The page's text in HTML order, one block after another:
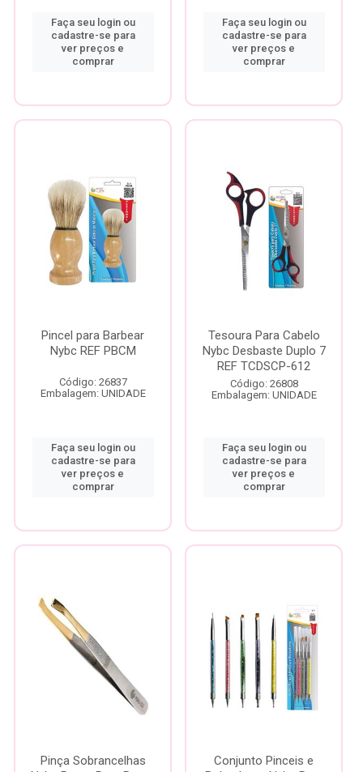
Faça seu login ou
cadastre-se para
ver preços e
comprar
Faça seu login ou
cadastre-se para
ver preços e
comprar
Pincel para Barbear
Nybc REF PBCM
Código: 26837
Embalagem: UNIDADE
Faça seu login ou
cadastre-se para
ver preços e
comprar
Tesoura Para Cabelo
Nybc Desbaste Duplo 7
REF TCDSCP-612
Código: 26808
Embalagem: UNIDADE
Faça seu login ou
cadastre-se para
ver preços e
comprar
Pinça Sobrancelhas
Conjunto Pinceis e